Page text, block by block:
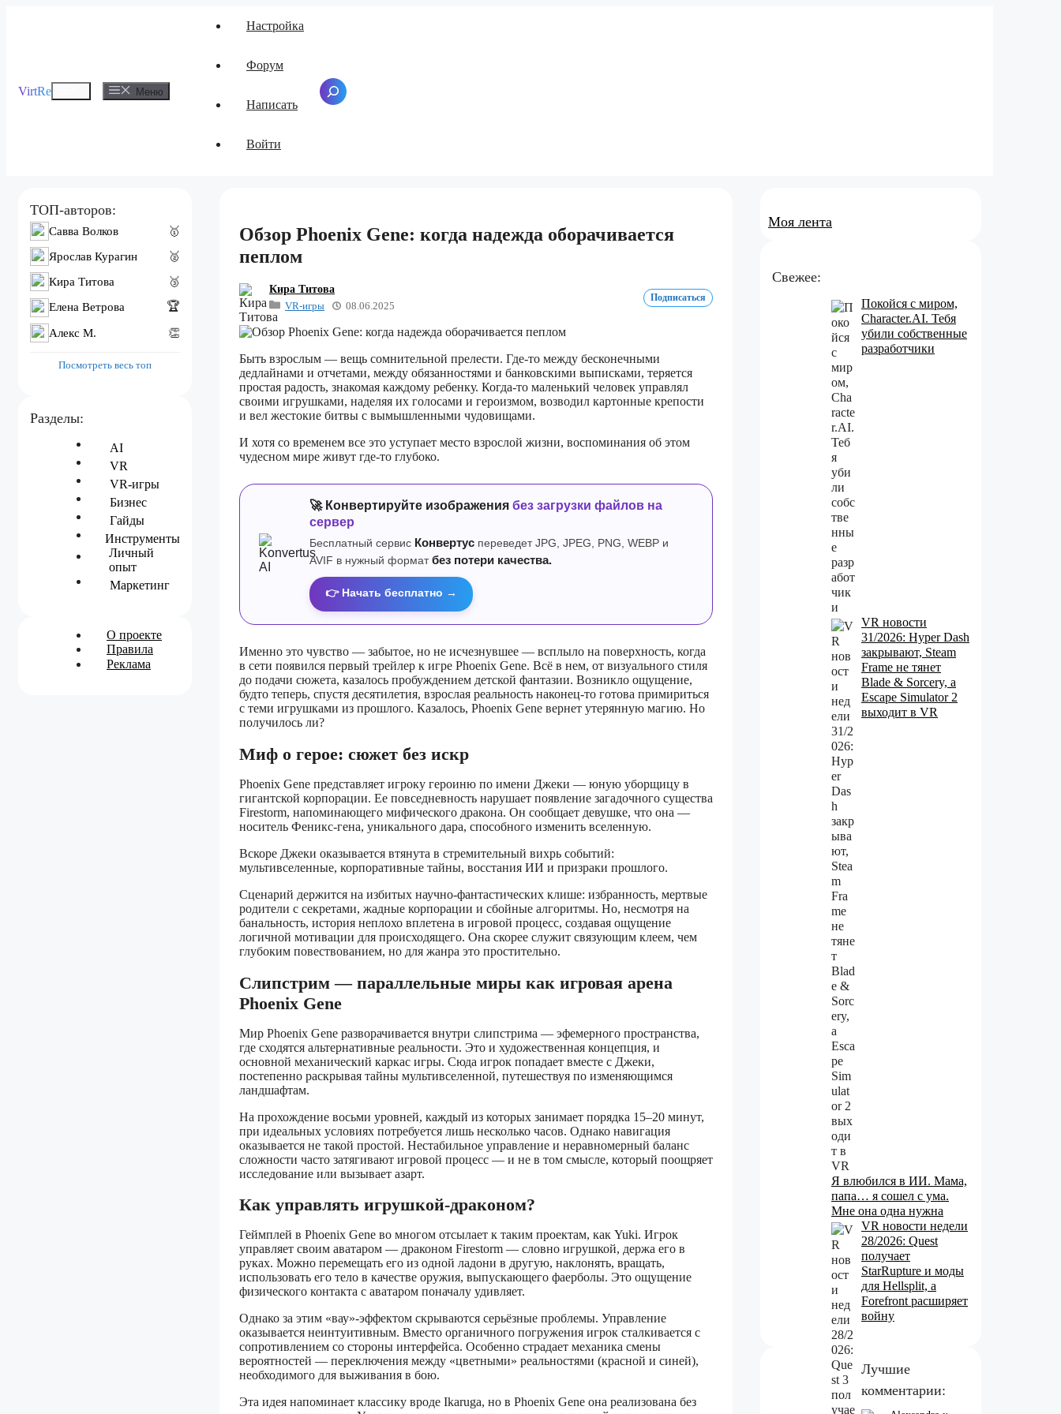
VirtRe Меню Меню
Настройка
Форум
Написать
Войти
Поиск
Обзор Phoenix Gene: когда надежда оборачивается
пеплом
Кира Титова
VR-игры
08.06.2025
Подписаться
Быть взрослым — вещь сомнительной прелести. Где-то между бесконечными
дедлайнами и отчетами, между обязанностями и банковскими выписками, теряется
простая радость, знакомая каждому ребенку. Когда-то маленький человек управлял
своими игрушками, наделяя их голосами и героизмом, возводил картонные крепости
и вел жестокие битвы с вымышленными чудовищами.
И хотя со временем все это уступает место взрослой жизни, воспоминания об этом
чудесном мире живут где-то глубоко.
🚀 Конвертируйте изображения без загрузки файлов на
сервер
Бесплатный сервис Конвертус переведет JPG, JPEG, PNG, WEBP и
AVIF в нужный формат без потери качества.
👉 Начать бесплатно →
Именно это чувство — забытое, но не исчезнувшее — всплыло на поверхность, когда
в сети появился первый трейлер к игре Phoenix Gene. Всё в нем, от визуального стиля
до подачи сюжета, казалось пробуждением детской фантазии. Возникло ощущение,
будто теперь, спустя десятилетия, взрослая реальность наконец-то готова примириться
с теми игрушками из прошлого. Казалось, Phoenix Gene вернет утерянную магию. Но
получилось ли?
Миф о герое: сюжет без искр
Phoenix Gene представляет игроку героиню по имени Джеки — юную уборщицу в
гигантской корпорации. Ее повседневность нарушает появление загадочного существа
Firestorm, напоминающего мифического дракона. Он сообщает девушке, что она —
носитель Феникс-гена, уникального дара, способного изменить вселенную.
Вскоре Джеки оказывается втянута в стремительный вихрь событий:
мультивселенные, корпоративные тайны, восстания ИИ и призраки прошлого.
Сценарий держится на избитых научно-фантастических клише: избранность, мертвые
родители с секретами, жадные корпорации и сбойные алгоритмы. Но, несмотря на
банальность, история неплохо вплетена в игровой процесс, создавая ощущение
логичной мотивации для происходящего. Она скорее служит связующим клеем, чем
глубоким повествованием, но для жанра это простительно.
Слипстрим — параллельные миры как игровая арена
Phoenix Gene
Мир Phoenix Gene разворачивается внутри слипстрима — эфемерного пространства,
где сходятся альтернативные реальности. Это и художественная концепция, и
основной механический каркас игры. Сюда игрок попадает вместе с Джеки,
постепенно раскрывая тайны мультивселенной, путешествуя по изменяющимся
ландшафтам.
На прохождение восьми уровней, каждый из которых занимает порядка 15–20 минут,
при идеальных условиях потребуется лишь несколько часов. Однако навигация
оказывается не такой простой. Нестабильное управление и неравномерный баланс
сложности часто затягивают игровой процесс — и не в том смысле, который поощряет
исследование или вызывает азарт.
Как управлять игрушкой-драконом?
Геймплей в Phoenix Gene во многом отсылает к таким проектам, как Yuki. Игрок
управляет своим аватаром — драконом Firestorm — словно игрушкой, держа его в
руках. Можно перемещать его из одной ладони в другую, наклонять, вращать,
использовать его тело в качестве оружия, выпускающего фаерболы. Это ощущение
физического контакта с аватаром поначалу удивляет.
Однако за этим «вау»-эффектом скрываются серьёзные проблемы. Управление
оказывается неинтуитивным. Вместо органичного погружения игрок сталкивается с
сопротивлением со стороны интерфейса. Особенно страдает механика смены
вероятностей — переключения между «цветными» реальностями (красной и синей),
необходимого для выживания в бою.
Эта идея напоминает классику вроде Ikaruga, но в Phoenix Gene она реализована без
ТОП-авторов:
Савва Волков
🥇
Ярослав Курагин
🥈
Кира Титова
🥉
Елена Ветрова 🏆
Алекс M. 👏
Посмотреть весь топ
Разделы:
AI
VR
VR-игры
Бизнес
Гайды
Инструменты
Личный
опыт
Маркетинг
О проекте
Правила
Реклама
Моя лента
Свежее:
Покойся с миром,
Character.AI. Тебя
убили собственные
разработчики
VR новости
31/2026: Hyper Dash
закрывают, Steam
Frame не тянет
Blade & Sorcery, а
Escape Simulator 2
выходит в VR
Я влюбился в ИИ. Мама,
папа… я сошел с ума.
Мне она одна нужна
VR новости недели
28/2026: Quest
получает
StarRupture и моды
для Hellsplit, а
Forefront расширяет
войну
Лучшие
комментарии: